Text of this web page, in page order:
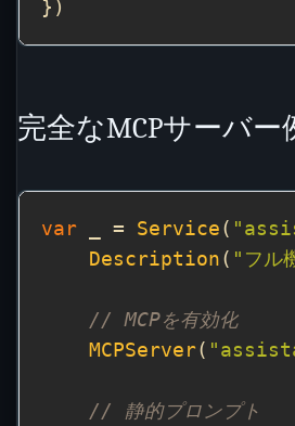
完全なMCPサーバー
var _ = Service (
Description ( "フル
// MCPを有効化
MCPServer(
// 静的プロンプト